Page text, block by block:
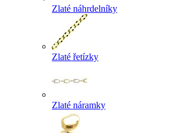
Zlaté náhrdelníky
Zlaté řetízky
Zlaté náramky